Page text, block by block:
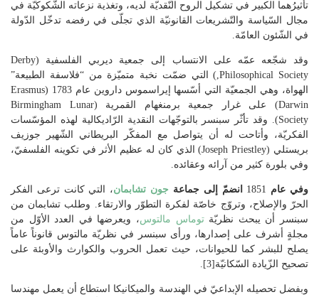
تأثيرُهما الكبير في تشكيل الروح النّقديّة لديه، وتغذية نزعاته الشّكوكيّة في
مجال السّياسة والتّشريعات القانونيّة الذي تجلّى في رفضه تدخّل الدّولة
في الشّئون العامّة.
وقد شجّعه عمّه على الانتساب إلى جمعية ديربي الفلسفية (Derby
Philosophical Society,) التي ضمّت نخبة متميّزة من “فلاسفة الطبيعة”
الهواة، وهي الجمعيّة التي أسّسها إيراسموس داروين عام 1783 (Erasmus
Darwin) على غرار جمعية برمنغهام القمرية (Birmingham Lunar
Society). وقد تأثّر سبنسر بالتوجّهات النقدية الرّاديكالية لهذه المؤسّسات
الفكريّة، وأتاحت له أن يتواصل مع المفكّر البريطاني الشّهير جوزيف
بريستلي (Joseph Priestley) الذي كان له عظيم الأثر في تكوينه الفلسفيّ،
وفي بلورة كثير من آرائه وعقائده.
وفي عام 1851 انضمّ إلى جماعة جون تشابمان، التي كانت ترعى الفكر
الحرّ والإصلاح، وتروّج خاصّة لفكرة التطوّر والارتقاء. وطلب تشابمان من
سبنسر أن يبحث نظريّةتوماس مالتوس، ويعرضها في العدد الأوّل من
مجلةٍ أشرف على إصدارها، ورأى سبنسر في نظريّة مالتوس قانوناً عاماً
يصلح للبشر كما للحيوانات، حيث تعمل الحروب والكوارث والأوبئة على
تصحيح الزّيادة السّكانيّة[3].
وبفضل تحصيله الإبداعيّ في الهندسة والميكانيكا استطاع أن يعمل مهندسا